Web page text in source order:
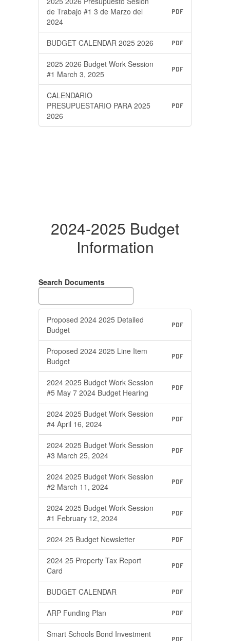
de Trabajo #1 3 de Marzo del
2024
PDF
BUDGET CALENDAR 2025 2026 PDF
2025 2026 Budget Work Session
#1 March 3, 2025
PDF
CALENDARIO
PRESUPUESTARIO PARA 2025
2026
PDF
2024-2025 Budget
Information
Search Documents
Proposed 2024 2025 Detailed
Budget
PDF
Proposed 2024 2025 Line Item
Budget
PDF
2024 2025 Budget Work Session
#5 May 7 2024 Budget Hearing
PDF
2024 2025 Budget Work Session
#4 April 16, 2024
PDF
2024 2025 Budget Work Session
#3 March 25, 2024
PDF
2024 2025 Budget Work Session
#2 March 11, 2024
PDF
2024 2025 Budget Work Session
#1 February 12, 2024
PDF
2024 25 Budget Newsletter PDF
2024 25 Property Tax Report
Card
PDF
BUDGET CALENDAR PDF
ARP Funding Plan PDF
Smart Schools Bond Investment
PDF